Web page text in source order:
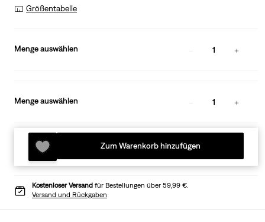
Größentabelle
Menge auswählen 1
Menge auswählen 1
Zum Warenkorb hinzufügen
Kostenloser Versand für Bestellungen über 59,99 €.
Versand und Rückgaben